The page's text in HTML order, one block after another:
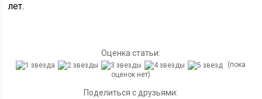
лет.
Оценка статьи:
(пока
оценок нет)
Поделиться с друзьями: